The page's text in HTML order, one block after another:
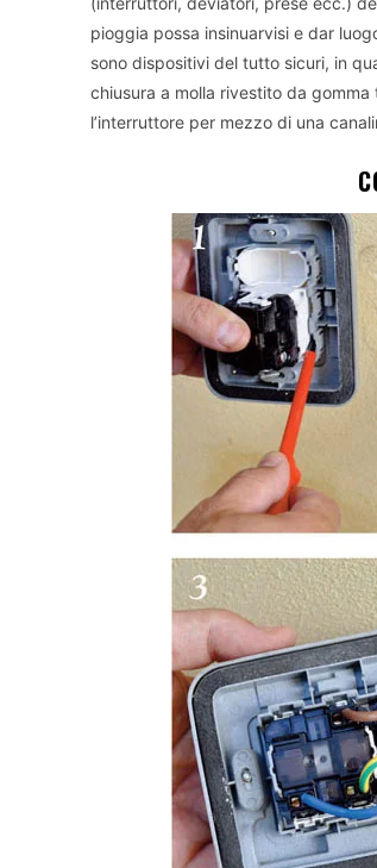
pioggia possa insinuarvisi e dar
sono dispositivi del tutto sicuri, in
chiusura a molla rivestito da
l’interruttore per mezzo di una